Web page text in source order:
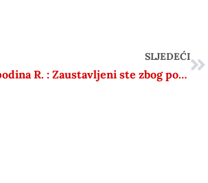
SLJEDEĆI
Slučaj gospodina R. : Zaustavljeni ste zbog pozdravljanja nacističkim pozdravom